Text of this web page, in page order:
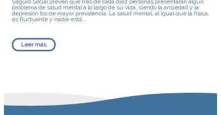
problema de salud mental a lo largo de su vida, siendo la ansiedad y la
depresión los de mayor prevalencia. La salud mental, al igual que la física,
es fluctuante y nadie está…
Leer más